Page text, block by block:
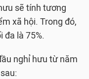
sẽ tính tương
xã hội. Trong đó,
đa là 75%.
nghỉ hưu từ năm